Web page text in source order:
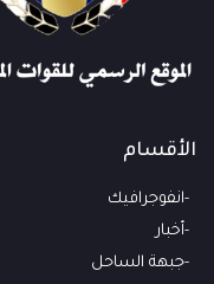
الأقسام
انفوجرافيك
أخبار
جبهة الساحل